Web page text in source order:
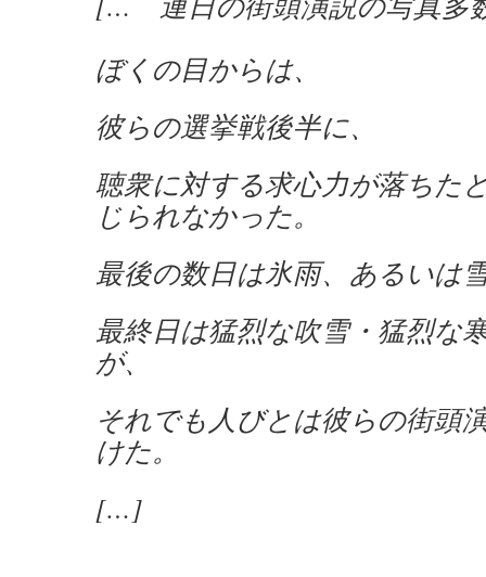
ぼくの目からは、
彼らの選挙戦後半に、
聴衆に対する求心力が落ちた
じられなかった。
最後の数日は氷雨、あるいは
最終日は猛烈な吹雪・猛烈な
が、
それでも人びとは彼らの街頭
けた。
[…]